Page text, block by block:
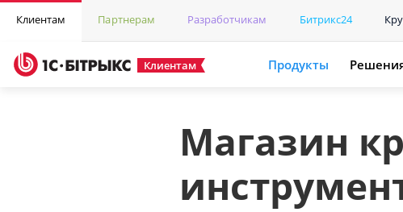
Клиентам Партнерам Разработчикам Битрикс24
Клиентам Продукты
Магазин